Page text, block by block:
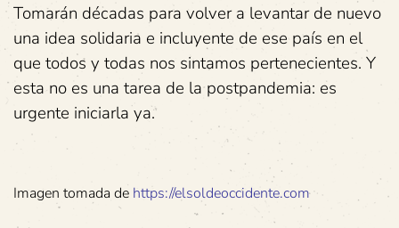
Tomarán décadas para volver a levantar de nuevo
una idea solidaria e incluyente de ese país en el
que todos y todas nos sintamos pertenecientes. Y
esta no es una tarea de la postpandemia: es
urgente iniciarla ya.
Imagen tomada de https://elsoldeoccidente.com